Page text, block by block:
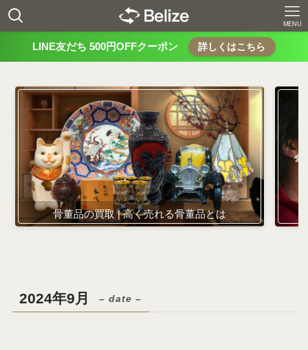
MENU
LINE友だち 500円OFFクーポン 詳しくはこちら
骨董品の買取 | 高く売れる骨董品とは
2024年9月 – date –